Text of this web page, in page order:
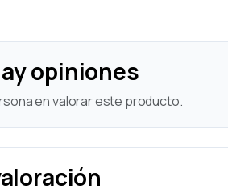
opiniones
en valorar este producto.